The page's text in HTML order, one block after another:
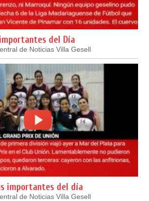
del Día
de Noticias Villa Gesell
importantes del día
de Noticias Villa Gesell